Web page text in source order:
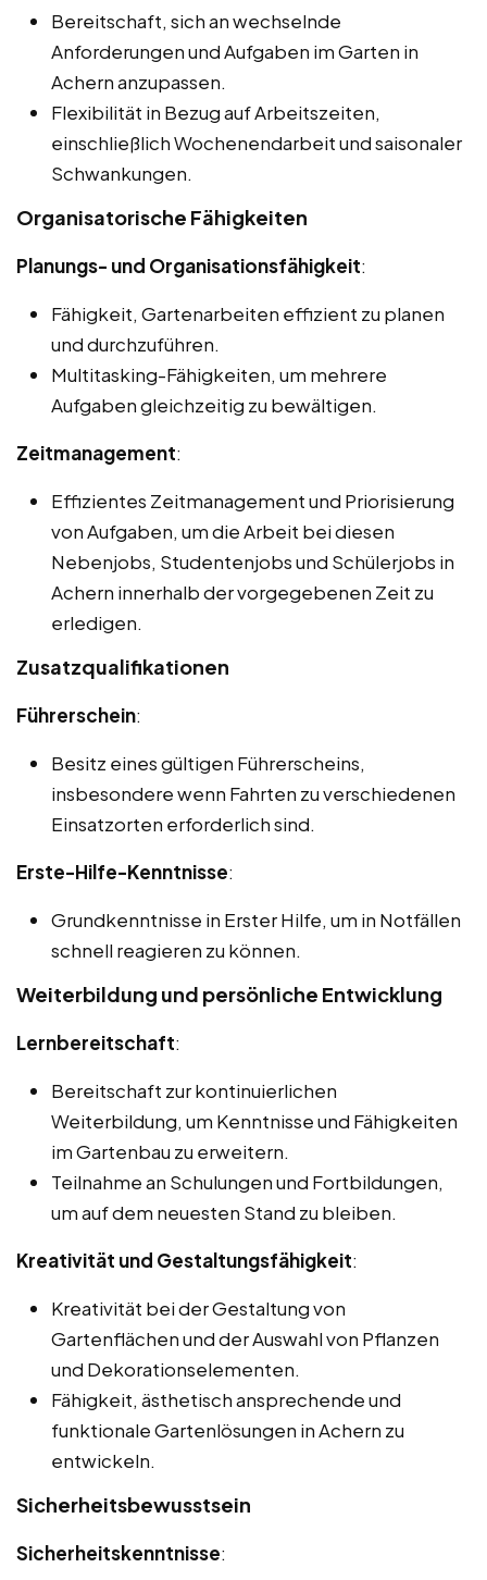
Bereitschaft, sich an wechselnde
Anforderungen und Aufgaben im Garten in
Achern anzupassen.
Flexibilität in Bezug auf Arbeitszeiten,
einschließlich Wochenendarbeit und saisonaler
Schwankungen.
Organisatorische Fähigkeiten
Planungs- und Organisationsfähigkeit:
Fähigkeit, Gartenarbeiten effizient zu planen
und durchzuführen.
Multitasking-Fähigkeiten, um mehrere
Aufgaben gleichzeitig zu bewältigen.
Zeitmanagement:
Effizientes Zeitmanagement und Priorisierung
von Aufgaben, um die Arbeit bei diesen
Nebenjobs, Studentenjobs und Schülerjobs in
Achern innerhalb der vorgegebenen Zeit zu
erledigen.
Zusatzqualifikationen
Führerschein:
Besitz eines gültigen Führerscheins,
insbesondere wenn Fahrten zu verschiedenen
Einsatzorten erforderlich sind.
Erste-Hilfe-Kenntnisse:
Grundkenntnisse in Erster Hilfe, um in Notfällen
schnell reagieren zu können.
Weiterbildung und persönliche Entwicklung
Lernbereitschaft:
Bereitschaft zur kontinuierlichen
Weiterbildung, um Kenntnisse und Fähigkeiten
im Gartenbau zu erweitern.
Teilnahme an Schulungen und Fortbildungen,
um auf dem neuesten Stand zu bleiben.
Kreativität und Gestaltungsfähigkeit:
Kreativität bei der Gestaltung von
Gartenflächen und der Auswahl von Pflanzen
und Dekorationselementen.
Fähigkeit, ästhetisch ansprechende und
funktionale Gartenlösungen in Achern zu
entwickeln.
Sicherheitsbewusstsein
Sicherheitskenntnisse: